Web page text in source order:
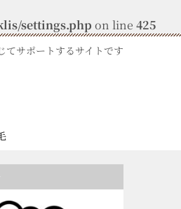
settings.php on line 425
てサポートするサイトです